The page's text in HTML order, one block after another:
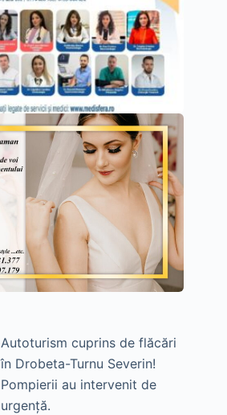
Autoturism cuprins de flăcări
în Drobeta-Turnu Severin!
Pompierii au intervenit de
urgență.